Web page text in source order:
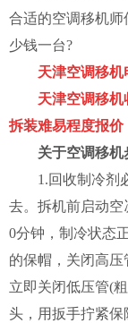
合适的空调移机师
少钱一台?
天津空调移机电
天津空调移机收
拆装难易程度报价
关于空调移机
1.回收制冷剂必
去。拆机前启动空
0分钟，制冷状态
的保帽，关闭高压
立即关闭低压管(
头，用扳手拧紧